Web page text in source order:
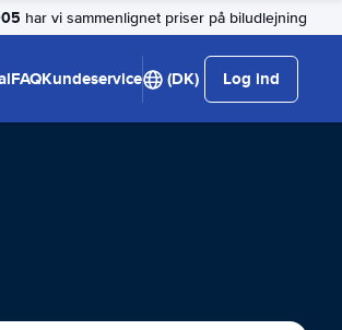
har vi sammenlignet priser på biludlejning
FAQKundeservice (DK) Log ind